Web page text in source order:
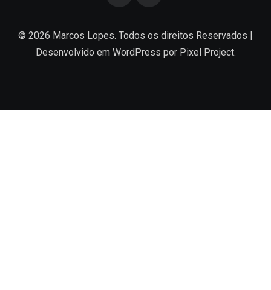
© 2026 Marcos Lopes. Todos os direitos Reservados |
Desenvolvido em WordPress por Pixel Project.